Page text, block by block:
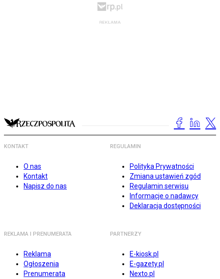
KONTAKT
O nas
Kontakt
Napisz do nas
REGULAMIN
Polityka Prywatności
Zmiana ustawień zgód
Regulamin serwisu
Informacje o nadawcy
Deklaracja dostępności
REKLAMA I PRENUMERATA
Reklama
Ogłoszenia
Prenumerata
PARTNERZY
E-kiosk.pl
E-gazety.pl
Nexto.pl